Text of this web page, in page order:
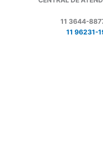
11 3644-
11 96231-